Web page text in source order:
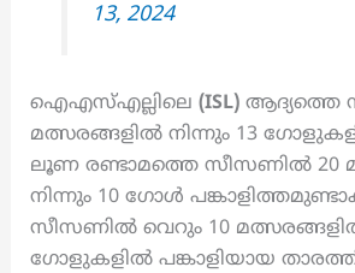
13, 2024
ഐഎസ്എല്ലിലെ (ISL)ആദ്യത്തെ
മത്സരങ്ങളിൽ നിന്നും 13
ലൂണ രണ്ടാമത്തെ സീസണിൽ 20
നിന്നും 10 ഗോൾ
സീസണിൽ വെറും 10
ഗോളുകളിൽ പങ്കാളിയായ